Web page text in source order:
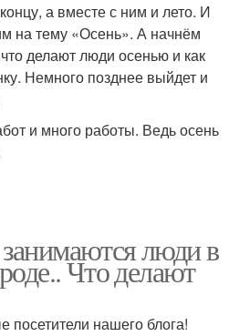
а вместе с ним и лето. И
на тему «Осень». А начнём
делают люди осенью и как
Немного позднее выйдет и
и много работы. Ведь осень
люди в
Что делают
посетители нашего блога!